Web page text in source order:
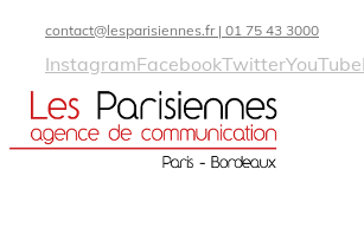
contact@lesparisiennes.fr | 01 75 43 3000
InstagramFacebookTwitterYouTube